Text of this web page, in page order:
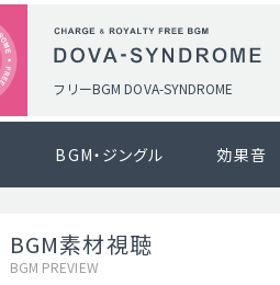
フリーBGM DOVA-SYNDROME
BGM・ジングル 効果音
BGM素材視聴
BGM PREVIEW